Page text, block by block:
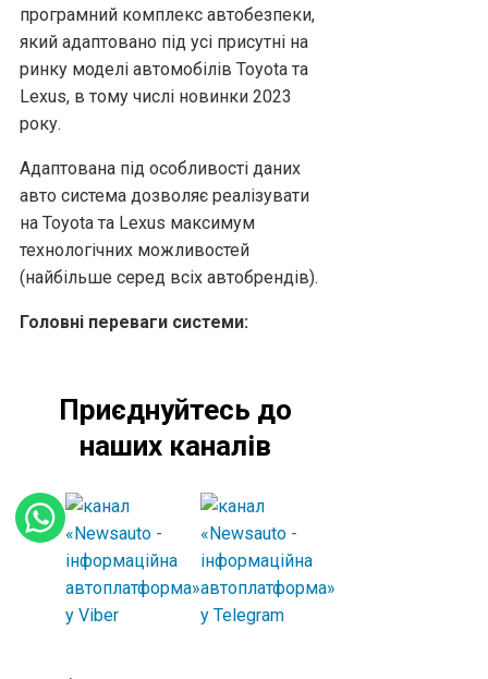
програмний комплекс автобезпеки,
який адаптовано під усі присутні на
ринку моделі автомобілів Toyota та
Lexus, в тому числі новинки 2023
року.
Адаптована під особливості даних
авто система дозволяє реалізувати
на Toyota та Lexus максимум
технологічних можливостей
(найбільше серед всіх автобрендів).
Головні переваги системи:
Приєднуйтесь до
наших каналів